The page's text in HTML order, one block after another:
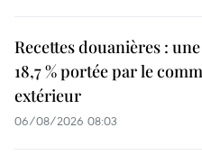
Recettes douanières :
18,7 % portée par le
extérieur
06/08/2026 08:03